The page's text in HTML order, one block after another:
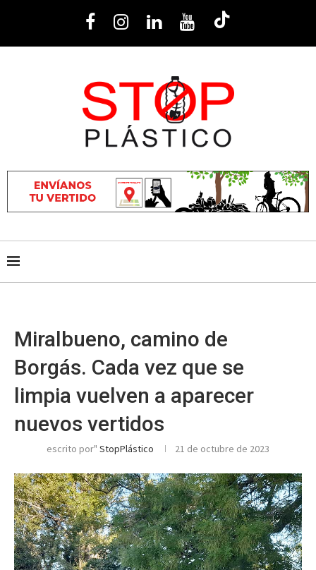
Miralbueno, camino de
Borgás. Cada vez que se
limpia vuelven a aparecer
nuevos vertidos
escrito por" StopPlástico 21 de octubre de 2023